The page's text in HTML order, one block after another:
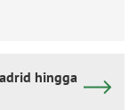
hingga